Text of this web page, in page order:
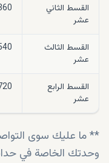
القسط الثاني
عشر
360 يوم من تاريخ
القسط الثالث
عشر
540 يوم من تاريخ
القسط الرابع
عشر
720 يوم من تاريخ
** ما عليك سوى
وحدتك الخاصة في